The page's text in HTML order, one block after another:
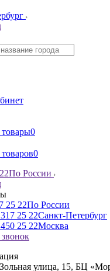
0
0
По России
25 22По России
25 22Санкт-Петербург
25 22Москва
звонок
улица, 15, БЦ